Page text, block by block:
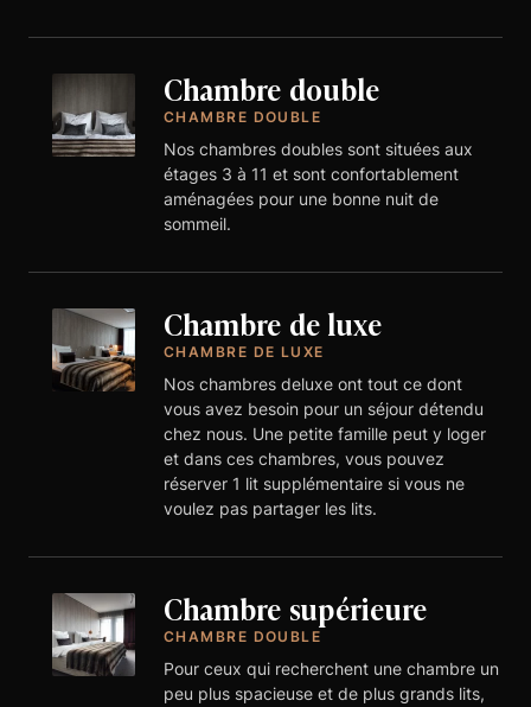
Chambre double
CHAMBRE DOUBLE
Nos chambres doubles sont situées aux
étages 3 à 11 et sont confortablement
aménagées pour une bonne nuit de
sommeil.
Chambre de luxe
CHAMBRE DE LUXE
Nos chambres deluxe ont tout ce dont
vous avez besoin pour un séjour détendu
chez nous. Une petite famille peut y loger
et dans ces chambres, vous pouvez
réserver 1 lit supplémentaire si vous ne
voulez pas partager les lits.
Chambre supérieure
CHAMBRE DOUBLE
Pour ceux qui recherchent une chambre un
peu plus spacieuse et de plus grands lits,